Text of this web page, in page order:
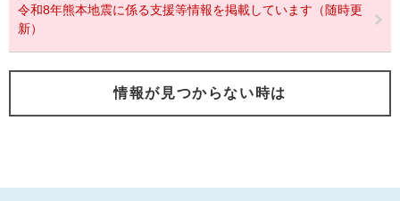
令和8年熊本地震に係る支援等情報を掲載しています（随時更
新）
情報が見つからない時は